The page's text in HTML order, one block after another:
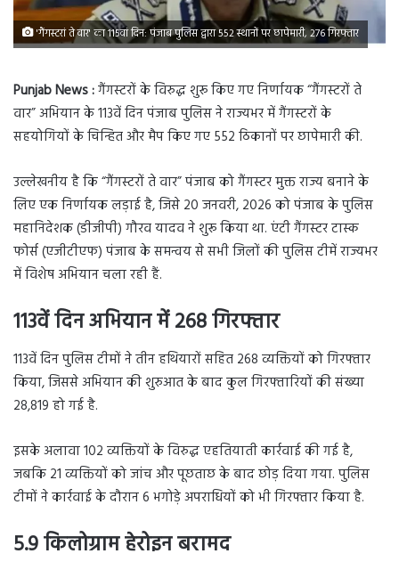
'गैंगस्टरां ते वार' का 115वां दिन: पंजाब पुलिस द्वारा 552 स्थानों पर छापेमारी, 276 गिरफ्तार
Punjab News :गैंगस्टरों के विरुद्ध शुरू किए गए निर्णायक “गैंगस्टरों ते
वार” अभियान के 113वें दिन पंजाब पुलिस ने राज्यभर में गैंगस्टरों के
सहयोगियों के चिन्हित और मैप किए गए 552 ठिकानों पर छापेमारी की.
उल्लेखनीय है कि “गैंगस्टरों ते वार” पंजाब को गैंगस्टर मुक्त राज्य बनाने के
लिए एक निर्णायक लड़ाई है, जिसे 20 जनवरी, 2026 को पंजाब के पुलिस
महानिदेशक (डीजीपी) गौरव यादव ने शुरू किया था. एंटी गैंगस्टर टास्क
फोर्स (एजीटीएफ) पंजाब के समन्वय से सभी जिलों की पुलिस टीमें राज्यभर
में विशेष अभियान चला रही हैं.
113वें दिन अभियान में 268 गिरफ्तार
113वें दिन पुलिस टीमों ने तीन हथियारों सहित 268 व्यक्तियों को गिरफ्तार
किया, जिससे अभियान की शुरुआत के बाद कुल गिरफ्तारियों की संख्या
28,819 हो गई है.
इसके अलावा 102 व्यक्तियों के विरुद्ध एहतियाती कार्रवाई की गई है,
जबकि 21 व्यक्तियों को जांच और पूछताछ के बाद छोड़ दिया गया. पुलिस
टीमों ने कार्रवाई के दौरान 6 भगोड़े अपराधियों को भी गिरफ्तार किया है.
5.9 किलोग्राम हेरोइन बरामद